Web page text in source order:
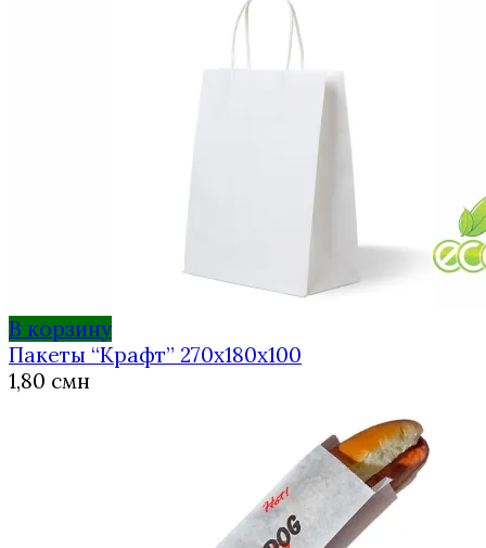
В корзину
Пакеты “Крафт” 270x180x100
1,80 смн